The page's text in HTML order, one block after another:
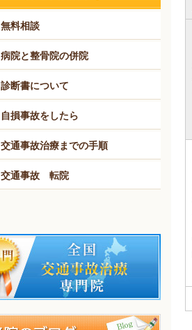
無料相談
病院と整骨院の併院
診断書について
自損事故をしたら
交通事故治療までの手順
交通事故 転院